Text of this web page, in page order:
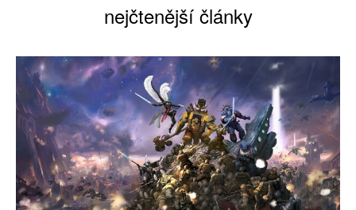
nejčtenější články